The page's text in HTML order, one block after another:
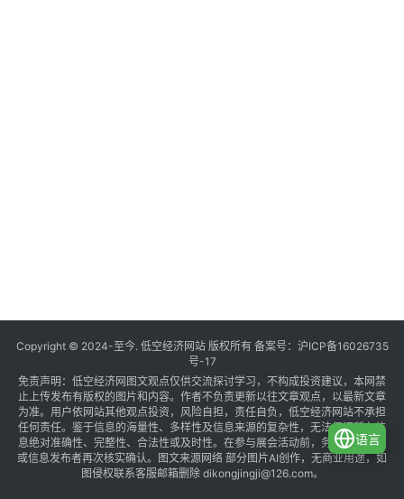
Copyright © 2024-至今. 低空经济网站 版权所有 备案号： 沪ICP备16026735
号-17
免责声明：低空经济网图文观点仅供交流探讨学习，不构成投资建议，本网禁
止上传发布有版权的图片和内容。作者不负责更新以往文章观点，以最新文章
为准。用户依网站其他观点投资，风险自担，责任自负，低空经济网站不承担
任何责任。鉴于信息的海量性、多样性及信息来源的复杂性，无法保证所有信
息绝对准确性、完整性、合法性或及时性。在参与展会活动前，务必与组织方
或信息发布者再次核实确认。图文来源网络 部分图片AI创作，无商业用途，如
图侵权联系客服邮箱删除 dikongjingji@126.com。
语言